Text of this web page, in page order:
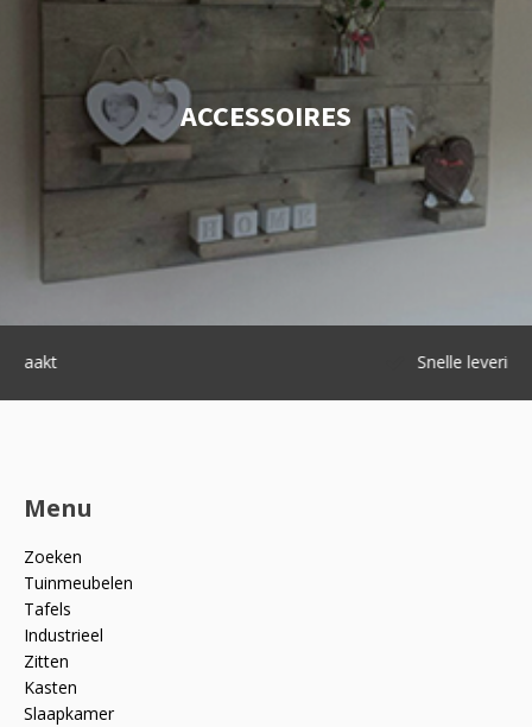
ACCESSOIRES
Menu
Zoeken
Tuinmeubelen
Tafels
Industrieel
Zitten
Kasten
Slaapkamer